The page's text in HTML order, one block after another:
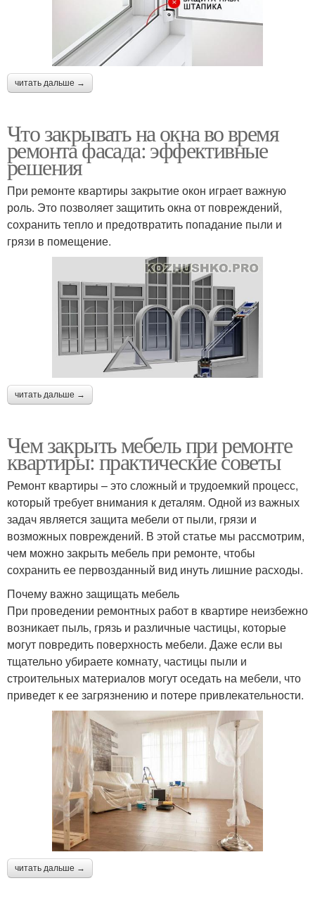
читать дальше →
Что закрывать на окна во время
ремонта фасада: эффективные
решения
При ремонте квартиры закрытие окон играет важную
роль. Это позволяет защитить окна от повреждений,
сохранить тепло и предотвратить попадание пыли и
грязи в помещение.
читать дальше →
Чем закрыть мебель при ремонте
квартиры: практические советы
Ремонт квартиры – это сложный и трудоемкий процесс,
который требует внимания к деталям. Одной из важных
задач является защита мебели от пыли, грязи и
возможных повреждений. В этой статье мы рассмотрим,
чем можно закрыть мебель при ремонте, чтобы
сохранить ее первозданный вид инуть лишние расходы.
Почему важно защищать мебель
При проведении ремонтных работ в квартире неизбежно
возникает пыль, грязь и различные частицы, которые
могут повредить поверхность мебели. Даже если вы
тщательно убираете комнату, частицы пыли и
строительных материалов могут оседать на мебели, что
приведет к ее загрязнению и потере привлекательности.
читать дальше →